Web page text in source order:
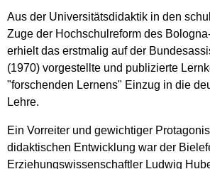
Aus der Universitätsdidaktik in den
Zuge der Hochschulreform des
erhielt das erstmalig auf der
(1970) vorgestellte und publizierte
"forschenden Lernens" Einzug in die
Lehre.
Ein Vorreiter und gewichtiger
didaktischen Entwicklung war der
Erziehungswissenschaftler Ludwig